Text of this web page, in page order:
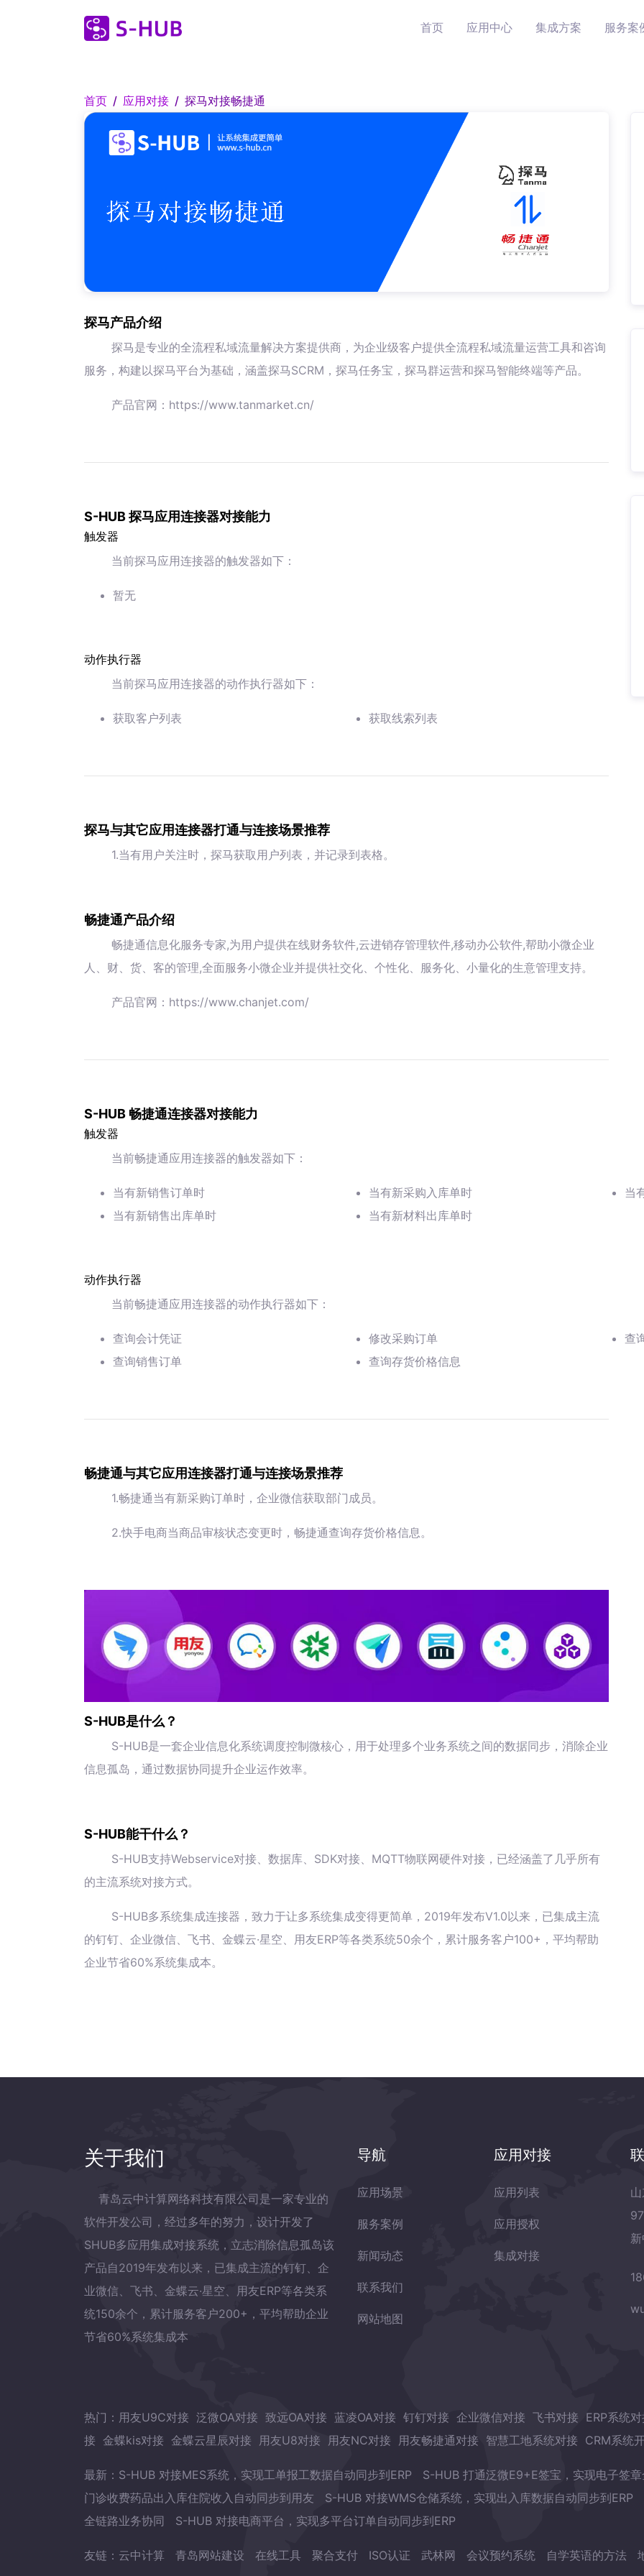
首页 应用中心 集成方案 服务案
首页 应用对接 探马对接畅捷通
探马产品介绍
探马是专业的全流程私域流量解决方案提供商，为企业级客户提供全流程私域流量运营工具和咨询
服务，构建以探马平台为基础，涵盖探马SCRM，探马任务宝，探马群运营和探马智能终端等产品。
产品官网：https://www.tanmarket.cn/
S-HUB 探马应用连接器对接能力
触发器
当前探马应用连接器的触发器如下：
暂无
动作执行器
当前探马应用连接器的动作执行器如下：
获取客户列表 获取线索列表
探马与其它应用连接器打通与连接场景推荐
1.当有用户关注时，探马获取用户列表，并记录到表格。
畅捷通产品介绍
畅捷通信息化服务专家,为用户提供在线财务软件,云进销存管理软件,移动办公软件,帮助小微企业
人、财、货、客的管理,全面服务小微企业并提供社交化、个性化、服务化、小量化的生意管理支持。
产品官网：https://www.chanjet.com/
S-HUB 畅捷通连接器对接能力
触发器
当前畅捷通应用连接器的触发器如下：
当有新销售订单时
当有新销售出库单时
当有新采购入库单时
当有新材料出库单时
当
动作执行器
当前畅捷通应用连接器的动作执行器如下：
查询会计凭证
查询销售订单
修改采购订单
查询存货价格信息
查
畅捷通与其它应用连接器打通与连接场景推荐
1.畅捷通当有新采购订单时，企业微信获取部门成员。
2.快手电商当商品审核状态变更时，畅捷通查询存货价格信息。
S-HUB是什么？
S-HUB是一套企业信息化系统调度控制微核心，用于处理多个业务系统之间的数据同步，消除企业
信息孤岛，通过数据协同提升企业运作效率。
S-HUB能干什么？
S-HUB支持Webservice对接、数据库、SDK对接、MQTT物联网硬件对接，已经涵盖了几乎所有
的主流系统对接方式。
S-HUB多系统集成连接器，致力于让多系统集成变得更简单，2019年发布V1.0以来，已集成主流
的钉钉、企业微信、飞书、金蝶云·星空、用友ERP等各类系统50余个，累计服务客户100+，平均帮助
企业节省60%系统集成本。
关于我们
青岛云中计算网络科技有限公司是一家专业的
软件开发公司，经过多年的努力，设计开发了
SHUB多应用集成对接系统，立志消除信息孤岛该
产品自2019年发布以来，已集成主流的钉钉、企
业微信、飞书、金蝶云·星空、用友ERP等各类系
统150余个，累计服务客户200+，平均帮助企业
节省60%系统集成本
导航
应用场景
服务案例
新闻动态
联系我们
网站地图
应用对接
应用列表
应用授权
集成对接
热门： 用友U9C对接 泛微OA对接 致远OA对接 蓝凌OA对接 钉钉对接 企业微信对接 飞书对接 ERP系统
接 金蝶kis对接 金蝶云星辰对接 用友U8对接 用友NC对接 用友畅捷通对接 智慧工地系统对接 CRM系统
最新： S-HUB 对接MES系统，实现工单报工数据自动同步到ERP
S-HUB 打通泛微E9+E签宝，实现电子签
门诊收费药品出入库住院收入自动同步到用友
S-HUB 对接WMS仓储系统，实现出入库数据自动同步到ERP
全链路业务协同
S-HUB 对接电商平台，实现多平台订单自动同步到ERP
友链： 云中计算 青岛网站建设 在线工具 聚合支付 ISO认证 武林网 会议预约系统 自学英语的方法